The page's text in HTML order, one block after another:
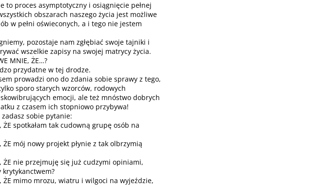
to proces asymptotyczny i osiągnięcie pełnej
obszarach naszego życia jest możliwe
w pełni oświeconych, a i tego nie jestem
pozostaje nam zgłębiać swoje tajniki i
wszelkie zapisy na swojej matrycy życia.
MNIE, ŻE…?
przydatne w tej drodze.
prowadzi ono do zdania sobie sprawy z tego,
sporo starych wzorców, rodowych
emocji, ale też mnóstwo dobrych
z czasem ich stopniowo przybywa!
sobie pytanie:
ŻE spotkałam tak cudowną grupę osób na
ŻE mój nowy projekt płynie z tak olbrzymią
ŻE nie przejmuję się już cudzymi opiniami,
krytykanctwem?
ŻE mimo mrozu, wiatru i wilgoci na wyjeździe,